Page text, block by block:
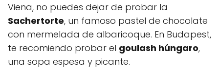
Viena, no puedes dejar de probar la
Sachertorte, un famoso pastel de chocolate
con mermelada de albaricoque. En Budapest,
te recomiendo probar el goulash húngaro,
una sopa espesa y picante.